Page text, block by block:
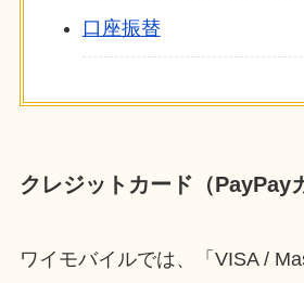
口座振替
クレジットカード（PayPay
ワイモバイルでは、「VISA /